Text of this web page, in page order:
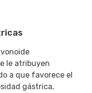
le atribuyen
a que favorece el
gástrica,